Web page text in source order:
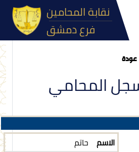
فرع دمشق
عودة
المحامي
الاسم حاتم